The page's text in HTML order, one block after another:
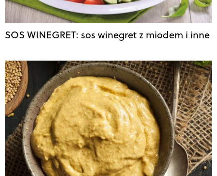
SOS WINEGRET: sos winegret z miodem i inne